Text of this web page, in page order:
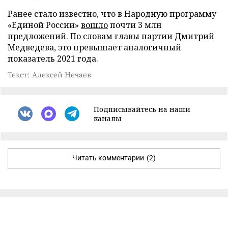
Ранее стало известно, что в Народную программу
«Единой России» вошлопочти 3 млн
предложений. По словам главы партии Дмитрий
Медведева, это превышает аналогичный
показатель 2021 года.
Текст: Алексей Нечаев
Подписывайтесь на наши
каналы
Читать комментарии (2)